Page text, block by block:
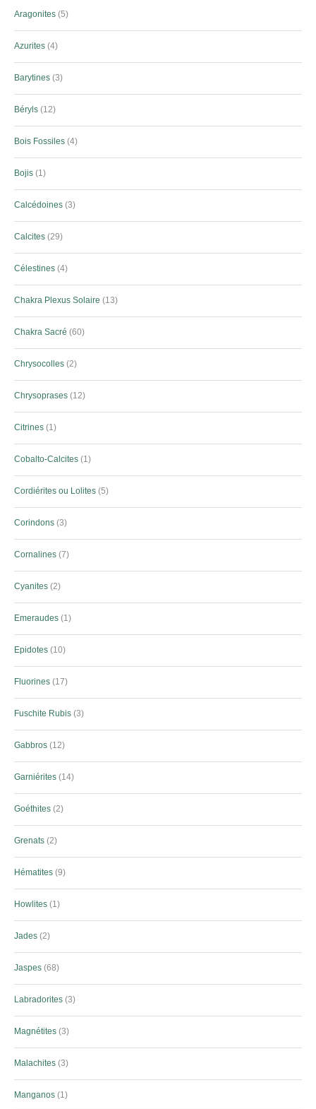
Aragonites 5
Azurites 4
Barytines 3
Béryls 12
Bois Fossiles 4
Bojis 1
Calcédoines 3
Calcites 29
Célestines 4
Chakra Plexus Solaire 13
Chakra Sacré 60
Chrysocolles 2
Chrysoprases 12
Citrines 1
Cobalto-Calcites 1
Cordiérites ou Lolites 5
Corindons 3
Cornalines 7
Cyanites 2
Emeraudes 1
Epidotes 10
Fluorines 17
Fuschite Rubis 3
Gabbros 12
Garniérites 14
Goéthites 2
Grenats 2
Hématites 9
Howlites 1
Jades 2
Jaspes 68
Labradorites 3
Magnétites 3
Malachites 3
Manganos 1